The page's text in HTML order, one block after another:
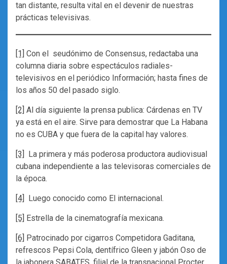
tan distante, resulta vital en el devenir de nuestras
prácticas televisivas.
[1] Con el seudónimo de Consensus, redactaba una
columna diaria sobre espectáculos radiales-
televisivos en el periódico Información; hasta fines de
los años 50 del pasado siglo.
[2] Al día siguiente la prensa publica: Cárdenas en TV
ya está en el aire. Sirve para demostrar que La Habana
no es CUBA y que fuera de la capital hay valores.
[3]
La primera y más poderosa productora audiovisual
cubana independiente a las televisoras comerciales de
la época.
[4] Luego conocido como El internacional.
[5] Estrella de la cinematografía mexicana.
[6]
Patrocinado por cigarros Competidora Gaditana,
refrescos Pepsi Cola, dentífrico Gleen y jabón Oso de